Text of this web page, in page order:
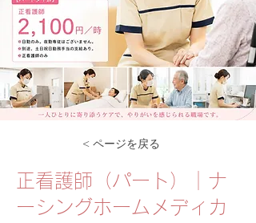
< ページを戻る
正看護師（パート）｜ナ
ーシングホームメディカ